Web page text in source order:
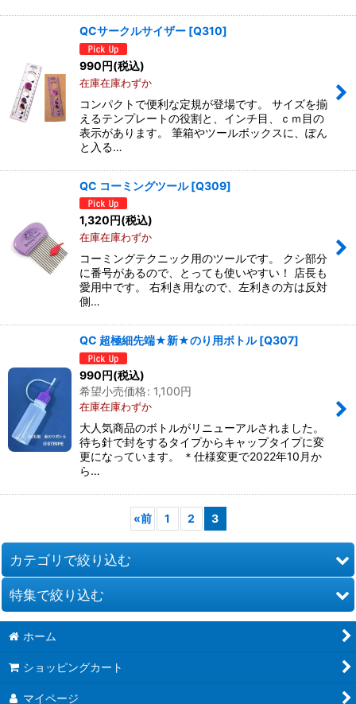
QCサークルサイザー [Q310]
990円(税込)
在庫在庫わずか
コンパクトで便利な定規が登場です。 サイズを揃
えるテンプレートの役割と、インチ目、ｃｍ目の
表示があります。 筆箱やツールボックスに、ぽん
と入る…
QC コーミングツール [Q309]
1,320円(税込)
在庫在庫わずか
コーミングテクニック用のツールです。 クシ部分
に番号があるので、とっても使いやすい！ 店長も
愛用中です。 右利き用なので、左利きの方は反対
側…
QC 超極細先端★新★のり用ボトル [Q307]
990円(税込)
希望小売価格: 1,100円
在庫在庫わずか
大人気商品のボトルがリニューアルされました。
待ち針で封をするタイプからキャップタイプに変
更になっています。 ＊仕様変更で2022年10月か
ら…
«前 1 2 3
カテゴリで絞り込む
オンラインレッスン申し込み用
ショップ❤オリジナル
クラフトパンチ
特集で絞り込む
お道具類
クイリングキット
ホーム
ショッピングカート
マイページ